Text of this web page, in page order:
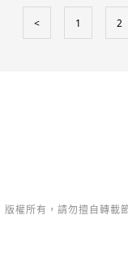
請點
【精華版
< 1 2
版權所有，請勿擅自轉